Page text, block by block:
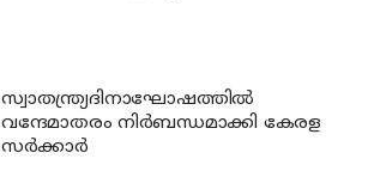
സ്വാതന്ത്ര്യദിനാഘോഷത്തില്‍
വന്ദേമാതരം നിര്‍ബന്ധമാക്കി കേരള
സര്‍ക്കാര്‍